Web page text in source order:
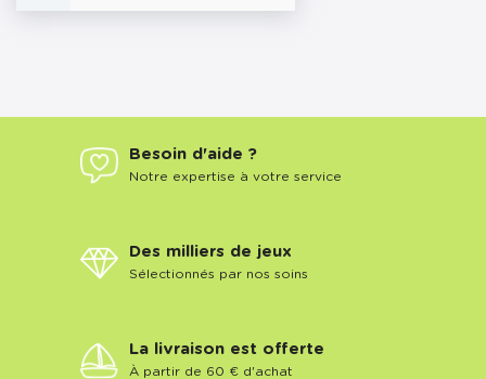
Besoin d'aide ?
Notre expertise à votre service
Des milliers de jeux
Sélectionnés par nos soins
La livraison est offerte
À partir de 60 € d'achat